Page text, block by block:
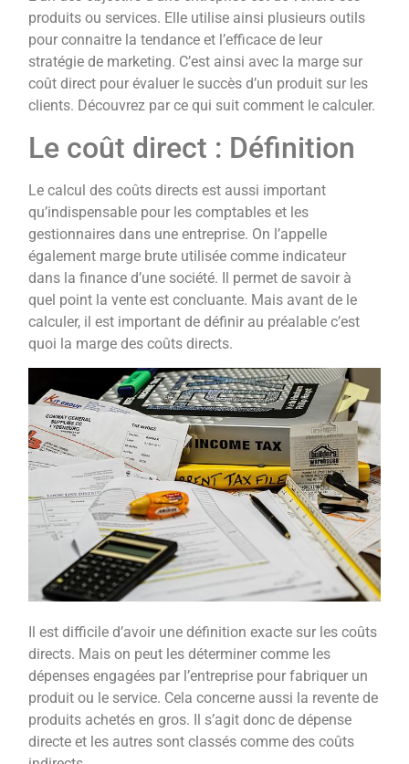
produits ou services. Elle utilise ainsi plusieurs outils
pour connaitre la tendance et l’efficace de leur
stratégie de marketing. C’est ainsi avec la marge sur
coût direct pour évaluer le succès d’un produit sur les
clients. Découvrez par ce qui suit comment le calculer.
Le coût direct : Définition
Le calcul des coûts directs est aussi important
qu’indispensable pour les comptables et les
gestionnaires dans une entreprise. On l’appelle
également marge brute utilisée comme indicateur
dans la finance d’une société. Il permet de savoir à
quel point la vente est concluante. Mais avant de le
calculer, il est important de définir au préalable c’est
quoi la marge des coûts directs.
Il est difficile d’avoir une définition exacte sur les coûts
directs. Mais on peut les déterminer comme les
dépenses engagées par l’entreprise pour fabriquer un
produit ou le service. Cela concerne aussi la revente de
produits achetés en gros. Il s’agit donc de dépense
directe et les autres sont classés comme des coûts